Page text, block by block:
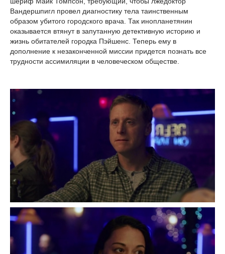
Вандершпигл провел диагностику тела таинственным
образом убитого городского врача. Так инопланетянин
оказывается втянут в запутанную детективную историю и
жизнь обитателей городка Пэйшенс. Теперь ему в
дополнение к незаконченной миссии придется познать все
трудности ассимиляции в человеческом обществе.